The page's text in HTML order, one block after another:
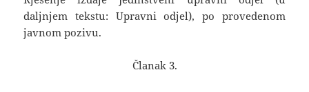
daljnjem tekstu: Upravni odjel), po provedenom
javnom pozivu.
Članak 3.